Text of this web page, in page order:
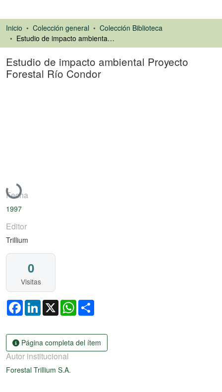
Inicio Colección general
Colección Biblioteca
Estudio de impacto ambiental Proyecto Forestal Río Condor
Estudio de impacto ambiental Proyecto
Forestal Río Condor
Cargando...
Fecha
1997
Editor
Trillium
0
Visitas
FacebookLinkedIn
X WhatsApp
Página completa del ítem
Autor institucional
Forestal Trillium S.A.